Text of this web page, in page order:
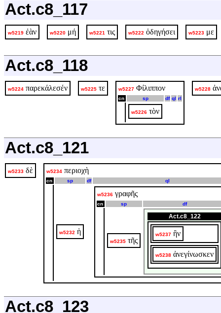
Act.c8_117
w5219 ἐὰν w5220 μή w5221 τις w5222 ὁδηγήσει w5223 με
Act.c8_118
w5224 παρεκάλεσέν w5225 τε w5227 Φίλιππον
cn sp df ql rl
w5226 τὸν
w5228
Act.c8_121
w5233 δὲ w5234 περιοχὴ
cn sp df ql
w5232 ἡ
w5236 γραφῆς
cn sp df
w5235 τῆς
Act.c8_122
w5237 ἣν
w5238 ἀνεγίνωσκεν
Act.c8_123